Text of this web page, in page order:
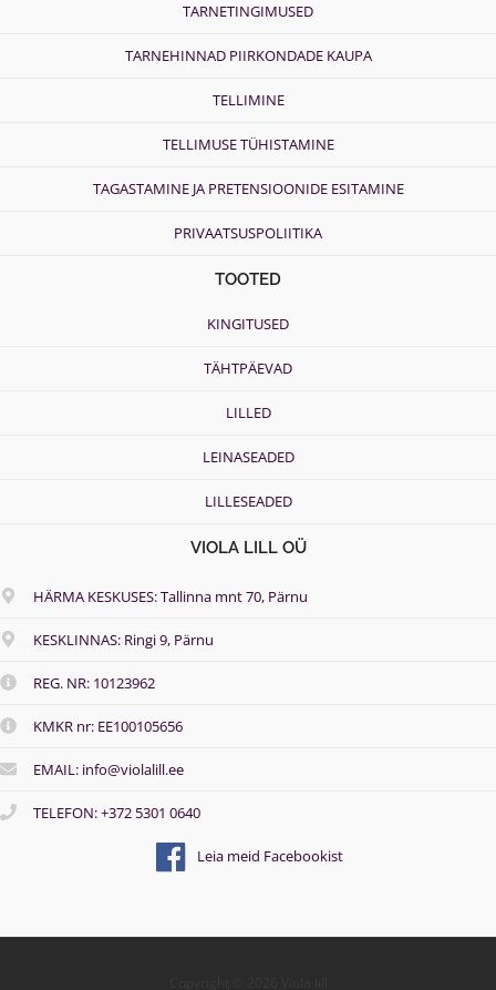
TARNETINGIMUSED
TARNEHINNAD PIIRKONDADE KAUPA
TELLIMINE
TELLIMUSE TÜHISTAMINE
TAGASTAMINE JA PRETENSIOONIDE ESITAMINE
PRIVAATSUSPOLIITIKA
TOOTED
KINGITUSED
TÄHTPÄEVAD
LILLED
LEINASEADED
LILLESEADED
VIOLA LILL OÜ
HÄRMA KESKUSES: Tallinna mnt 70, Pärnu
KESKLINNAS: Ringi 9, Pärnu
REG. NR: 10123962
KMKR nr: EE100105656
EMAIL: info@violalill.ee
TELEFON: +372 5301 0640
Leia meid Facebookist